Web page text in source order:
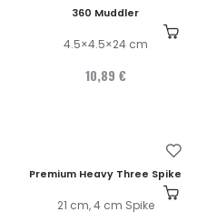
360 Muddler
4.5×4.5×24 cm
10,89 €
Premium Heavy Three Spike
21 cm, 4 cm Spike